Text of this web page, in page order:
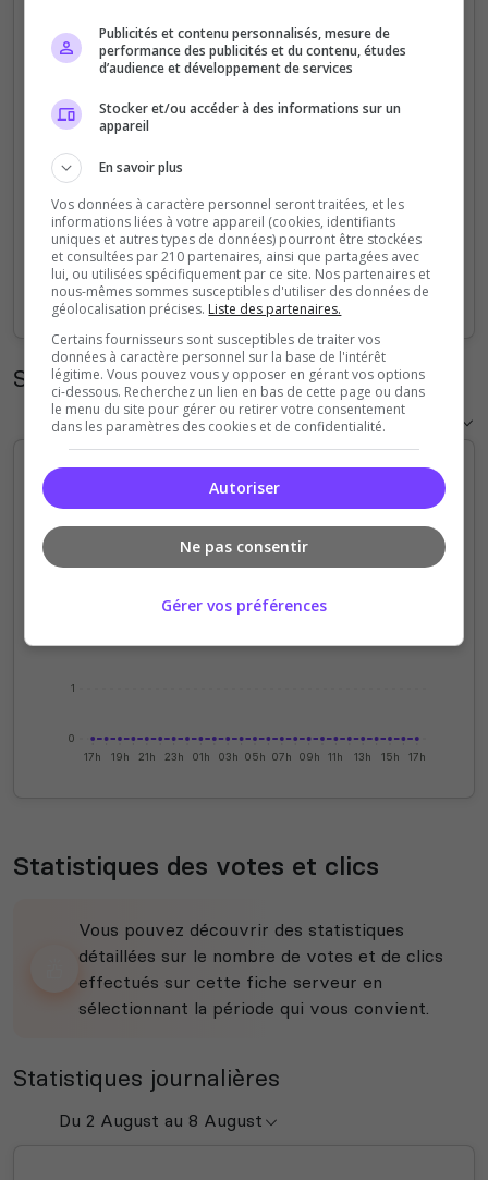
0
1
2
3
Sep Oct Nov Dec Jan Feb Mar Apr May Jun Jul Aug
Statistiques horaires
0
1
17h 19h 21h 23h 01h 03h 05h 07h 09h 11h 13h 15h 17h
Statistiques des votes et clics
Vous pouvez découvrir des statistiques
détaillées sur le nombre de votes et de clics
effectués sur cette fiche serveur en
sélectionnant la période qui vous convient.
Statistiques journalières
Publicités et contenu personnalisés, mesure de
performance des publicités et du contenu, études
d’audience et développement de services
Stocker et/ou accéder à des informations sur un
appareil
En savoir plus
Vos données à caractère personnel seront traitées, et les
informations liées à votre appareil (cookies, identifiants
uniques et autres types de données) pourront être stockées
et consultées par 210 partenaires, ainsi que partagées avec
lui, ou utilisées spécifiquement par ce site. Nos partenaires et
nous-mêmes sommes susceptibles d'utiliser des données de
géolocalisation précises. Liste des partenaires.
Certains fournisseurs sont susceptibles de traiter vos
données à caractère personnel sur la base de l'intérêt
légitime. Vous pouvez vous y opposer en gérant vos options
ci-dessous. Recherchez un lien en bas de cette page ou dans
le menu du site pour gérer ou retirer votre consentement
dans les paramètres des cookies et de confidentialité.
Autoriser
Ne pas consentir
Gérer vos préférences